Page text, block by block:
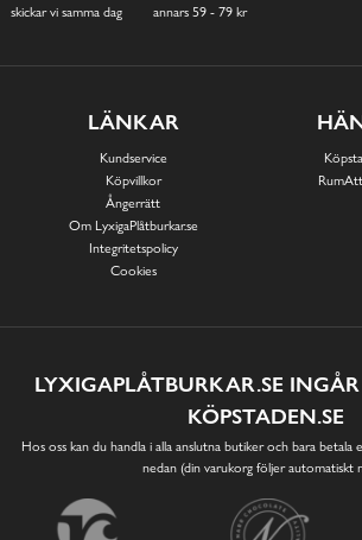
skickar vi samma dag
annars 59 - 79 kr
LÄNKAR
Kundservice
Köpvillkor
Ångerrätt
Om LyxigaPlåtburkar.se
Integritetspolicy
Cookies
LYXIGAPLÅTBURKAR.SE
KÖPSTADEN.SE
Hos oss kan du handla i alla anslutna butiker och bara betala
nedan (din varukorg följer automatiskt